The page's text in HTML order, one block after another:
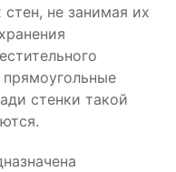
стен, не занимая их
стенки такой